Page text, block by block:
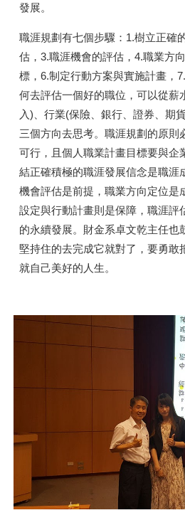
發展。
職涯規劃有七個步驟：1.樹立正確
估，3.職涯機會的評估，4.職業方
標，6.制定行動方案與實施計畫，
何去評估一個好的職位，可以從薪
入)、行業(保險、銀行、證券、期
三個方向去思考。職涯規劃的原則
可行，且個人職業計畫目標要與企
結正確積極的職涯發展信念是職涯
機會評估是前提，職業方向定位是
設定與行動計畫則是保障，職涯評
的永續發展。財金系卓文乾主任也
堅持住的去完成它就對了，要勇敢
就自己美好的人生。